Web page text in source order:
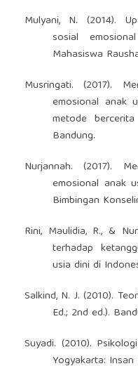
Mulyani, N. (2014).
sosial
Mahasiswa
Musringati. (2017).
emosional anak
metode
Bandung.
Nurjannah. (2017).
emosional anak
Bimbingan
Rini, Maulidia, R., &
terhadap
usia dini di
Salkind, N. J. (2010).
Ed.; 2nd ed.).
Suyadi. (2010).
Yogyakarta: Insan